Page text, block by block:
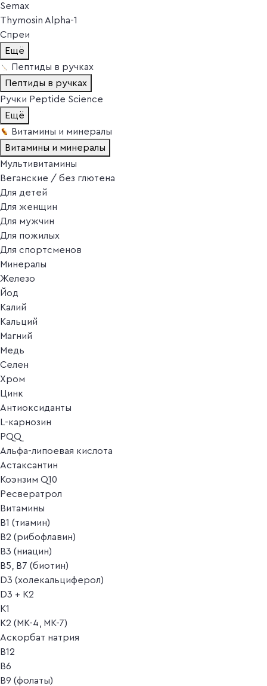
Semax
Thymosin Alpha-1
Спреи
Ещё
Пептиды в ручках
Пептиды в ручках
Ручки Peptide Science
Ещё
Витамины и минералы
Витамины и минералы
Мультивитамины
Веганские / без глютена
Для детей
Для женщин
Для мужчин
Для пожилых
Для спортсменов
Минералы
Железо
Йод
Калий
Кальций
Магний
Медь
Селен
Хром
Цинк
Антиоксиданты
L-карнозин
PQQ
Альфа-липоевая кислота
Астаксантин
Коэнзим Q10
Ресвератрол
Витамины
B1 (тиамин)
B2 (рибофлавин)
B3 (ниацин)
B5, B7 (биотин)
D3 (холекальциферол)
D3 + K2
K1
K2 (MK-4, MK-7)
Аскорбат натрия
В12
В6
В9 (фолаты)